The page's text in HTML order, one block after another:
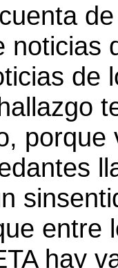
noticias
de
porque
entre
hay